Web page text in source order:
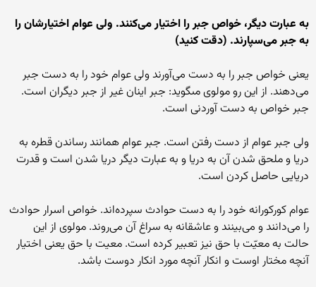
به عبارت دیگر، خواص جبر را اختیار مى‌‏کنند. ولى عوام اختیارشان را
به جبر مى‌‏سپارند. (دقت کنید)
یعنى خواص جبر را به دست مى‌‏آورند ولى عوام خود را به دست جبر
مى‌‏دهند. از این رو مولوى مى‏گوید: جبر اینان غیر از جبر دیگران است.
جبر خواص به دست آوردنى است.
ولى جبر عوام از دست رفتن است. جبر عوام همانند رساندن قطره به
دریا و ملحق شدن آن به دریا و به عبارت دیگر دریا شدن است و قدرت
دریایى حاصل کردن است.
عوام کورکورانه خود را به دست حوادث سپرده‌‏اند. خواص اسرار حوادث
را مى‏‌دانند و مى‌‏بینند و عاشقانه به سراغ آن مى‌‏روند. مولوى از این
حالت به معیّت با حق نیز تعبیر کرده است. معیت با حق یعنى اختیار
آنچه مختار اوست و انکار آنچه مورد انکار دوست باشد.